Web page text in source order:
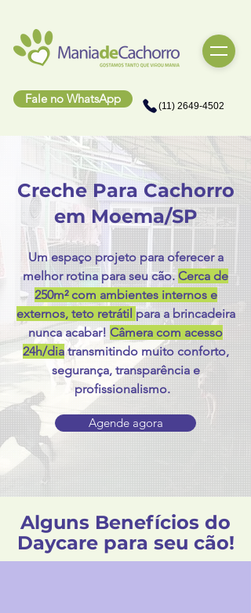
Fale no WhatsApp (11) 2649-4502
Creche Para Cachorro
em Moema/SP
Um espaço projeto para oferecer a
melhor rotina para seu cão. Cerca de
250m² com ambientes internos e
externos, teto retrátil para a brincadeira
nunca acabar! Câmera com acesso
24h/diatransmitindo muito conforto,
segurança, transparência e
profissionalismo.
Agende agora
Alguns Benefícios do
Daycare para seu cão!